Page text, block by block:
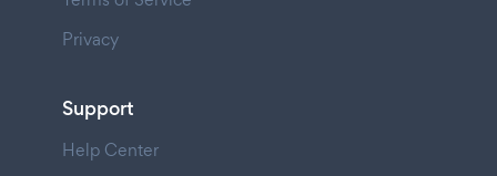
Privacy
Support
Help Center